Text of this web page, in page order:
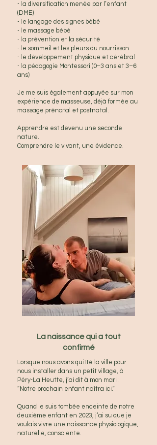
- la diversification menée par l’enfant
(DME)
- le langage des signes bébé
- le massage bébé
- la prévention et la sécurité
- le sommeil et les pleurs du nourrisson
- le développement physique et cérébral
- la pédagogie Montessori (0–3 ans et 3–6
ans)
Je me suis également appuyée sur mon
expérience de masseuse, déjà formée au
massage prénatal et postnatal.
Apprendre est devenu une seconde
nature.
Comprendre le vivant, une évidence.
La naissance qui a tout
confirmé
Lorsque nous avons quitté la ville pour
nous installer dans un petit village, à
Péry-La Heutte, j’ai dit à mon mari :
“Notre prochain enfant naîtra ici.”
Quand je suis tombée enceinte de notre
deuxième enfant en 2023, j’ai su que je
voulais vivre une naissance physiologique,
naturelle, consciente.